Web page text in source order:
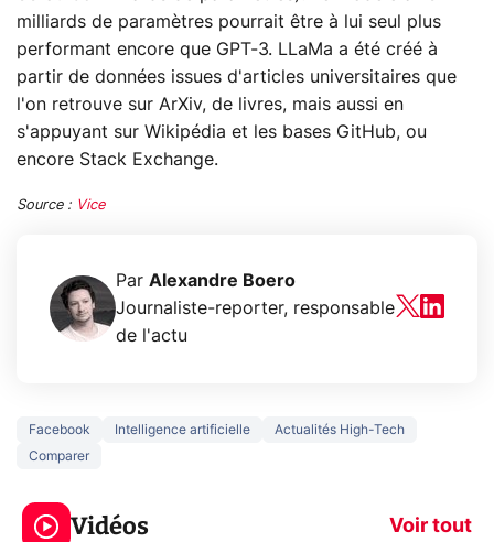
milliards de paramètres pourrait être à lui seul plus
performant encore que GPT-3. LLaMa a été créé à
partir de données issues d'articles universitaires que
l'on retrouve sur ArXiv, de livres, mais aussi en
s'appuyant sur Wikipédia et les bases GitHub, ou
encore Stack Exchange.
Source : Vice
Par Alexandre Boero
Journaliste-reporter, responsable
de l'actu
Facebook Intelligence artificielle
Actualités High-Tech
Comparer
Vidéos Voir tout
5 générations de
jeux dans la
prochaine Xbox !
navigation